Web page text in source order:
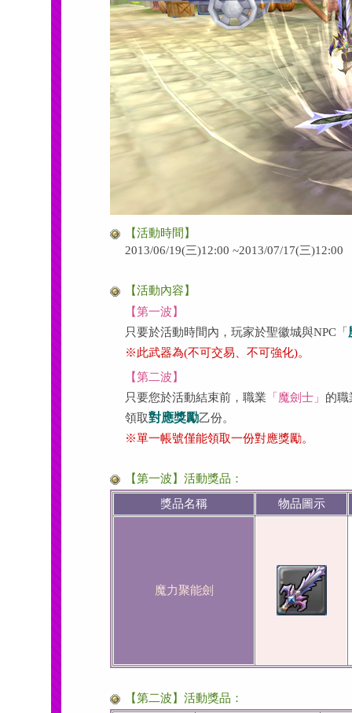
【活動時間】
2013/06/19(三)12:00 ~2013/07/17(三)12:00
【活動內容】
【第一波】
只要於活動時間內，玩家於聖徽城與NPC「
※此武器為(不可交易、不可強化)。
【第二波】
只要您於活動結束前，職業 「魔劍士」 的職
領取對應獎勵乙份。
※單一帳號僅能領取一份對應獎勵。
【第一波】活動獎品：
獎品名稱
物品圖示
魔力聚能劍
【第二波】活動獎品：